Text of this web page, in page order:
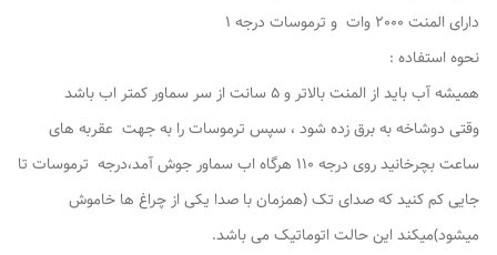
دارای المنت 2000 وات و ترموسات درجه 1
نحوه استفاده :
همیشه آب باید از المنت بالاتر و 5 سانت از سر سماور کمتر اب باشد
وقتی دوشاخه به برق زده شود ، سپس ترموسات را به جهت عقربه های
ساعت بچرخانید روی درجه 110 هرگاه اب سماور جوش آمد،درجه ترموسات تا
جایی کم کنید که صدای تک (همزمان با صدا یکی از چراغ ها خاموش
میشود)میکند این حالت اتوماتیک می باشد.